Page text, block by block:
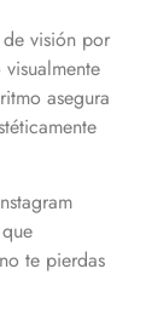
visión por
asegura
te pierdas